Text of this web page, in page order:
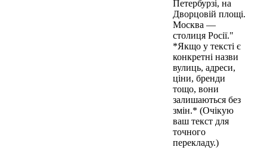
Петербурзі, на
Дворцовій площі.
Москва —
столиця Росії."
*Якщо у тексті є
конкретні назви
вулиць, адреси,
ціни, бренди
тощо, вони
залишаються без
змін.* (Очікую
ваш текст для
точного
перекладу.)